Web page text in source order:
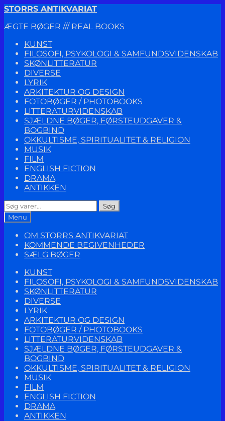
Spring
navigation
Spring
indhold
STORRS ANTIKVARIAT
ÆGTE BØGER /// REAL BOOKS
KUNST
FILOSOFI, PSYKOLOGI & SAMFUNDSVIDENSKAB
SKØNLITTERATUR
DIVERSE
LYRIK
ARKITEKTUR OG DESIGN
FOTOBØGER / PHOTOBOOKS
LITTERATURVIDENSKAB
SJÆLDNE BØGER, FØRSTEUDGAVER &
BOGBIND
OKKULTISME, SPIRITUALITET & RELIGION
MUSIK
FILM
ENGLISH FICTION
DRAMA
ANTIKKEN
Søg
efter:
Søg
Menu
OM STORRS ANTIKVARIAT
KOMMENDE BEGIVENHEDER
SÆLG BØGER
KUNST
FILOSOFI, PSYKOLOGI & SAMFUNDSVIDENSKAB
SKØNLITTERATUR
DIVERSE
LYRIK
ARKITEKTUR OG DESIGN
FOTOBØGER / PHOTOBOOKS
LITTERATURVIDENSKAB
SJÆLDNE BØGER, FØRSTEUDGAVER &
BOGBIND
OKKULTISME, SPIRITUALITET & RELIGION
MUSIK
FILM
ENGLISH FICTION
DRAMA
ANTIKKEN